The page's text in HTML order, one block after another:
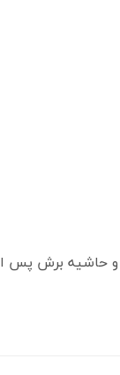
و حاشیه برش پس